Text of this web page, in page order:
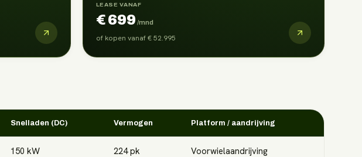
LEASE VANAF
€ 699 /mnd
of kopen vanaf€ 52.995
Snelladen (DC) Vermogen Platform / aandrijving
150 kW 224pk Voorwielaandrijving